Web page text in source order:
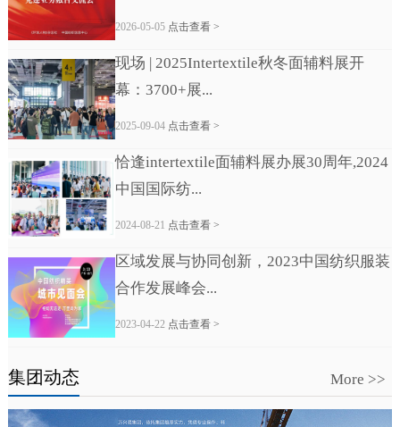
2026-05-05 点击查看 >
现场 | 2025Intertextile秋冬面辅料展开
幕：3700+展...
2025-09-04 点击查看 >
恰逢intertextile面辅料展办展30周年,2024
中国国际纺...
2024-08-21 点击查看 >
区域发展与协同创新，2023中国纺织服装
合作发展峰会...
2023-04-22 点击查看 >
集团动态 More >>